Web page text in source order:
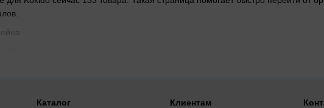
Каталог Клиентам